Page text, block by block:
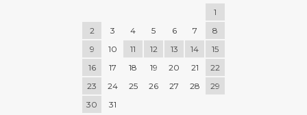
1
2
3 4 5 6 7
8
9
10 11 12 13 14
15
16
17 18 19 20 21
22
23
24 25 26 27 28
29
30
31